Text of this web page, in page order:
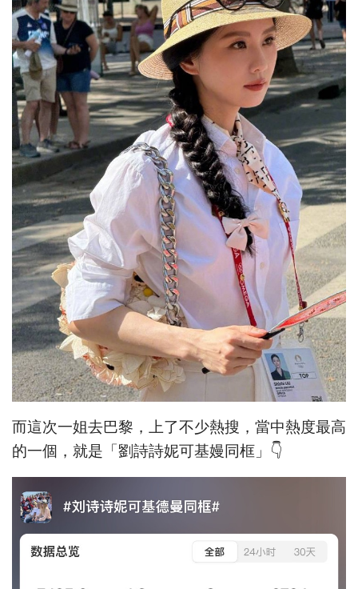
而這次一姐去巴黎，上了不少熱搜，當中熱度最高
的一個，就是「劉詩詩妮可基嫚同框」👇